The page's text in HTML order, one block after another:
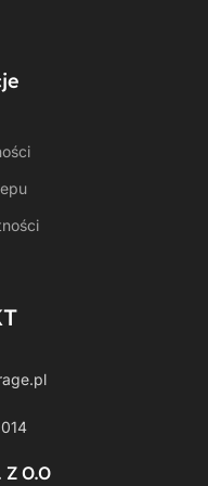
Z O.O